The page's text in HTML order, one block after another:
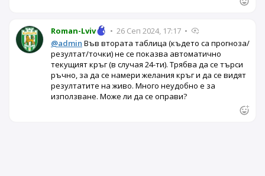
Roman-Lviv • 26 Сеп 2024, 17:17 •
@admin Във втората таблица (където са прогноза/
резултат/точки) не се показва автоматично
текущият кръг (в случая 24-ти). Трябва да се търси
ръчно, за да се намери желания кръг и да се видят
резултатите на живо. Много неудобно е за
използване. Може ли да се оправи?